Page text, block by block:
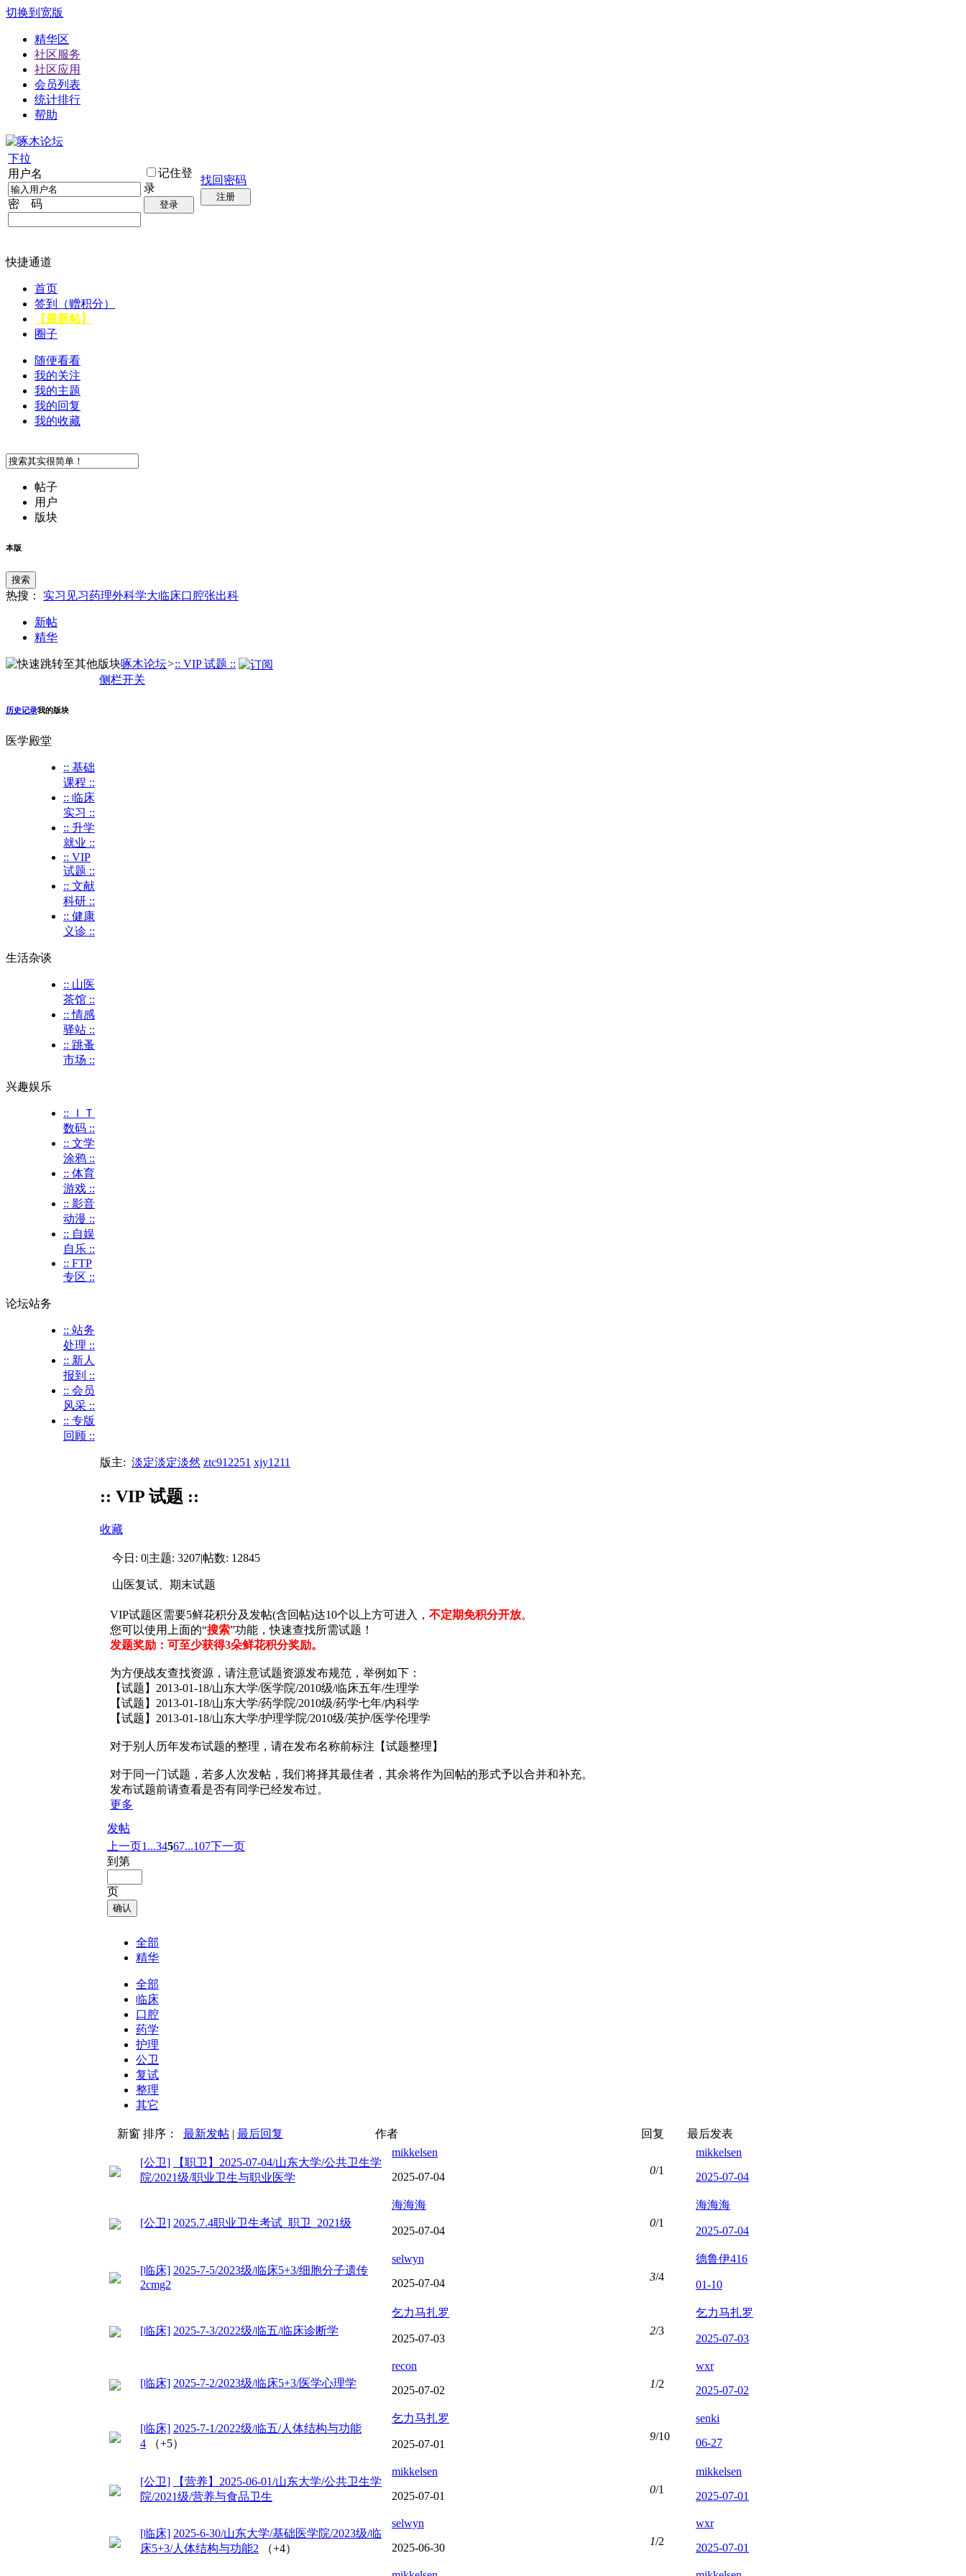
切换到宽版
精华区
社区服务
社区应用
会员列表
统计排行
帮助
下拉
用户名
密 码
记住登
录
登录
找回密码
注册
快捷通道
首页
签到（赠积分）
【最新帖】
圈子
随便看看
我的关注
我的主题
我的回复
我的收藏
帖子
用户
版块
本版
搜索
热搜： 实习 见习药理外科学大临床口腔张出科
新帖
精华
啄木论坛>:: VIP 试题 ::
侧栏开关
历史记录我的版块
医学殿堂
:: 基础
课程 ::
:: 临床
实习 ::
:: 升学
就业 ::
:: VIP
试题 ::
:: 文献
科研 ::
:: 健康
义诊 ::
生活杂谈
:: 山医
茶馆 ::
:: 情感
驿站 ::
:: 跳蚤
市场 ::
兴趣娱乐
:: ＩＴ
数码 ::
:: 文学
涂鸦 ::
:: 体育
游戏 ::
:: 影音
动漫 ::
:: 自娱
自乐 ::
:: FTP
专区 ::
论坛站务
:: 站务
处理 ::
:: 新人
报到 ::
:: 会员
风采 ::
:: 专版
回顾 ::
版主: 淡定淡定淡然 ztc912251 xjy1211
:: VIP 试题 ::
收藏
今日: 0|主题: 3207|帖数: 12845
山医复试、期末试题
VIP试题区需要5鲜花积分及发帖(含回帖)达10个以上方可进入， 不定期免积分开放。
您可以使用上面的“搜索”功能，快速查找所需试题！
发题奖励：可至少获得3朵鲜花积分奖励。
为方便战友查找资源，请注意试题资源发布规范，举例如下：
【试题】2013-01-18/山东大学/医学院/2010级/临床五年/生理学
【试题】2013-01-18/山东大学/药学院/2010级/药学七年/内科学
【试题】2013-01-18/山东大学/护理学院/2010级/英护/医学伦理学
对于别人历年发布试题的整理，请在发布名称前标注【试题整理】
对于同一门试题，若多人次发帖，我们将择其最佳者，其余将作为回帖的形式予以合并和补充。
发布试题前请查看是否有同学已经发布过。
更多
发帖
上一页1...34567...107下一页
到第
页
确认
全部
精华
全部
临床
口腔
药学
护理
公卫
复试
整理
其它
新窗 排序： 最新发帖 | 最后回复 作者 回复 最后发表
[公卫]
【职卫】2025-07-04/山东大学/公共卫生学
院/2021级/职业卫生与职业医学
mikkelsen
2025-07-04
0/1
mikkelsen
2025-07-04
[公卫] 2025.7.4职业卫生考试 职卫 2021级
海海海
2025-07-04
0/1
海海海
2025-07-04
[临床] 2025-7-5/2023级/临床5+3/细胞分子遗传
2cmg2
selwyn
2025-07-04
3/4
德鲁伊416
01-10
[临床] 2025-7-3/2022级/临五/临床诊断学
乞力马扎罗
2025-07-03
2/3
乞力马扎罗
2025-07-03
[临床] 2025-7-2/2023级/临床5+3/医学心理学
recon
2025-07-02
1/2
wxr
2025-07-02
[临床] 2025-7-1/2022级/临五/人体结构与功能
4
（+5）
乞力马扎罗
2025-07-01
9/10
senki
06-27
[公卫]
【营养】2025-06-01/山东大学/公共卫生学
院/2021级/营养与食品卫生
mikkelsen
2025-07-01
0/1
mikkelsen
2025-07-01
[临床] 2025-6-30/山东大学/基础医学院/2023级/临
床5+3/人体结构与功能2
（+4）
selwyn
2025-06-30
1/2
wxr
2025-07-01